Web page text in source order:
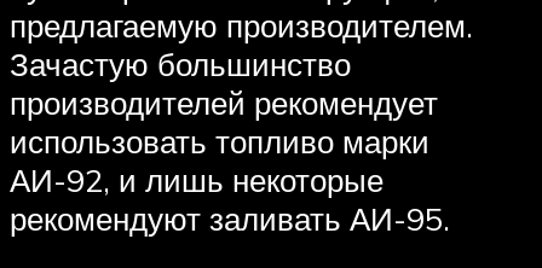
предлагаемую производителем.
Зачастую большинство
производителей рекомендует
использовать топливо марки
АИ-92, и лишь некоторые
рекомендуют заливать АИ-95.